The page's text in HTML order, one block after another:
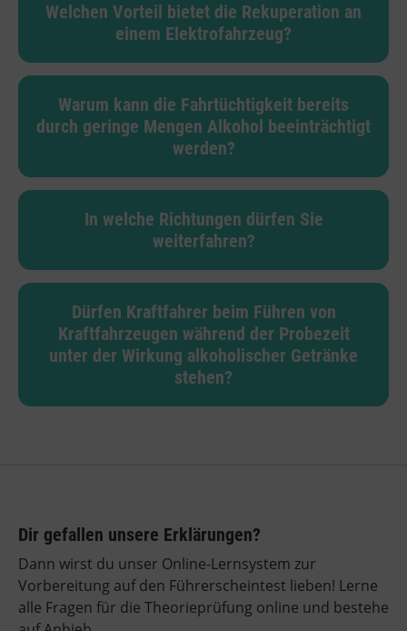
Welchen Vorteil bietet die Rekuperation an
einem Elektrofahrzeug?
Warum kann die Fahrtüchtigkeit bereits
durch geringe Mengen Alkohol beeinträchtigt
werden?
In welche Richtungen dürfen Sie
weiterfahren?
Dürfen Kraftfahrer beim Führen von
Kraftfahrzeugen während der Probezeit
unter der Wirkung alkoholischer Getränke
stehen?
Dir gefallen unsere Erklärungen?
Dann wirst du unser Online-Lernsystem zur
Vorbereitung auf den Führerscheintest lieben! Lerne
alle Fragen für die Theorieprüfung online und bestehe